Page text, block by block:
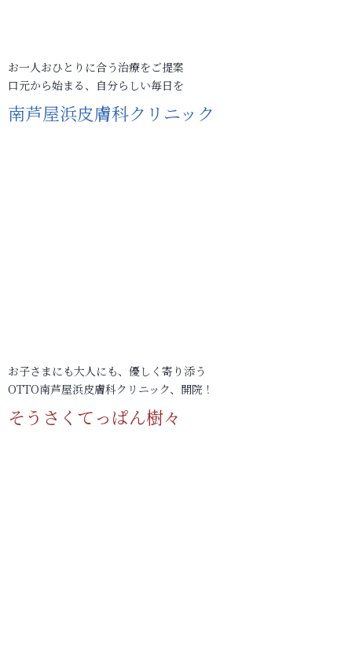
お一人おひとりに合う治療をご提案
口元から始まる、自分らしい毎日を
南芦屋浜皮膚科クリニック
お子さまにも大人にも、優しく寄り添う
OTTO南芦屋浜皮膚科クリニック、開院！
そうさくてっぱん樹々